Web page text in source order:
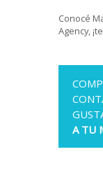
Conocé
Agency,
A TU